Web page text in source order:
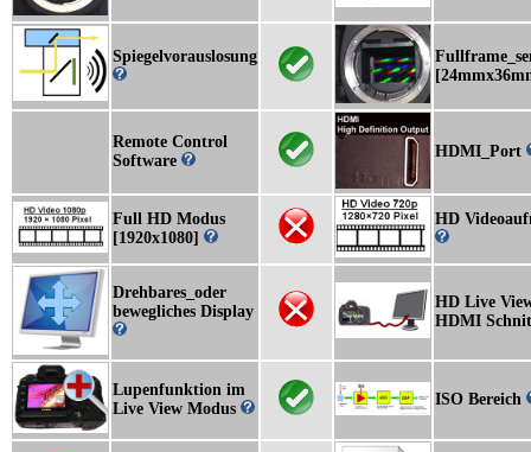
Spiegelvorauslosung
Remote Control
Software
HDMI_Port
Full HD Modus
[1920x1080]
HD
Drehbares_oder
bewegliches Display
HD Live
HDMI
Lupenfunktion im
Live View Modus
ISO Bereich